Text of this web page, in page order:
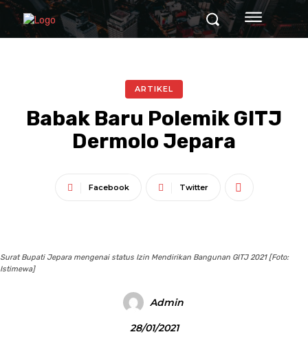
ARTIKEL
Babak Baru Polemik GITJ
Dermolo Jepara
Facebook Twitter
Surat Bupati Jepara mengenai status Izin Mendirikan Bangunan GITJ 2021 [Foto:
Istimewa]
Admin
28/01/2021